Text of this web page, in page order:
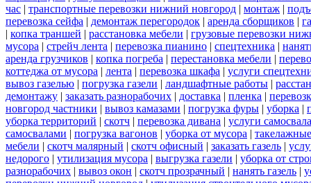
час | транспортные перевозки нижний новгород | монтаж |
перевозка сейфа | демонтаж перегородок | аренда сборщиков |
| копка траншей | расстановка мебели | грузовые перевозки
мусора | стрейч лента | перевозка пианино | спецтехника |
аренда грузчиков | копка погреба | перестановка мебели |
коттеджа от мусора | лента | перевозка шкафа | услуги
вывоз газелью | погрузка газели | ландшафтные работы |
демонтажу | заказать разнорабочих | доставка | пленка |
новгород частники | вывоз камазами | погрузка фуры | уборка |
уборка территорий | скотч | перевозка дивана | услуги самосвала
самосвалами | погрузка вагонов | уборка от мусора |
мебели | скотч малярный | скотч офисный | заказать газель |
недорого | утилизация мусора | выгрузка газели | уборка от
разнорабочих | вывоз окон | скотч прозрачный | нанять газель |